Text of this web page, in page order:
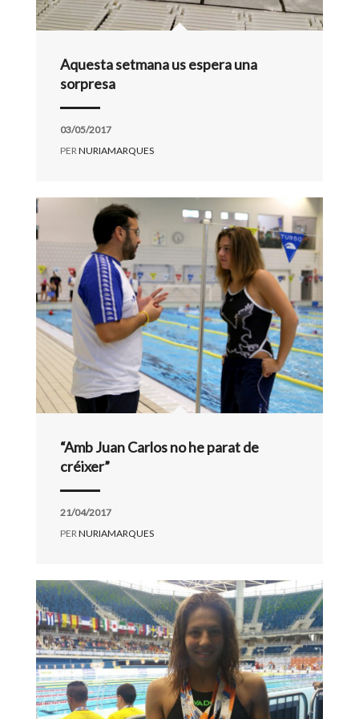
Aquesta setmana us espera una
sorpresa
03/05/2017
PERNURIAMARQUES
“Amb Juan Carlos no he parat de
créixer”
21/04/2017
PER NURIAMARQUES